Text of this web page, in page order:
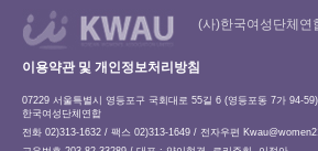
(사)한국여성단체연
이용약관 및 개인정보처리방침
07229 서울특별시 영등포구 국회대로 55길 6 (영등포동 7가 94-
한국여성단체연합
전화 02)313-1632 / 팩스 02)313-1649 / 전자우편